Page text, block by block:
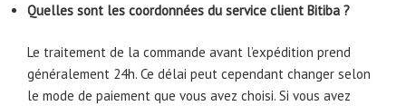
Quelles sont les coordonnées du service client Bitiba ?
Le traitement de la commande avant l’expédition prend
généralement 24h. Ce délai peut cependant changer selon
le mode de paiement que vous avez choisi. Si vous avez